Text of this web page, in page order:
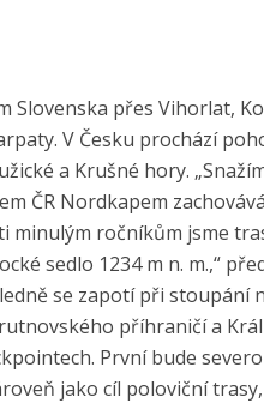
Slovenska přes Vihorlat,
V Česku prochází
a Krušné hory.
ČR Nordkapem
minulým ročníkům jsme
sedlo 1234 m n. m.,“
se zapotí při stoupání
příhraničí a
První bude
jako cíl poloviční